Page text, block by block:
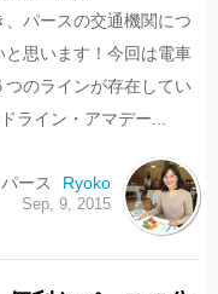
パースの交通機関につ
と思います！今回は電車
のラインが存在してい
ライン・アマデー...
パース Ryoko
Sep, 9, 2015